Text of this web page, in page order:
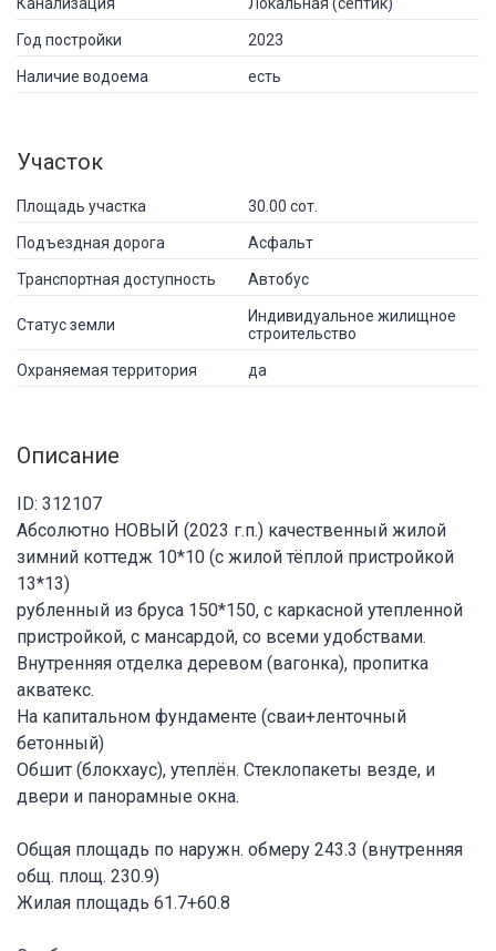
Год постройки 2023
Наличие водоема есть
Участок
Площадь участка 30.00 сот.
Подъездная дорога Асфальт
Транспортная доступность Автобус
Статус земли
Индивидуальное жилищное
строительство
Охраняемая территория да
Описание
ID: 312107
Абсолютно НОВЫЙ (2023 г.п.) качественный жилой
зимний коттедж 10*10 (с жилой тёплой пристройкой
13*13)
рубленный из бруса 150*150, с каркасной утепленной
пристройкой, с мансардой, со всеми удобствами.
Внутренняя отделка деревом (вагонка), пропитка
акватекс.
На капитальном фундаменте (сваи+ленточный
бетонный)
Обшит (блокхаус), утеплён. Стеклопакеты везде, и
двери и панорамные окна.
Общая площадь по наружн. обмеру 243.3 (внутренняя
общ. площ. 230.9)
Жилая площадь 61.7+60.8